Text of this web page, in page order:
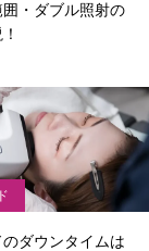
・ダブル照射の
ダウンタイムは